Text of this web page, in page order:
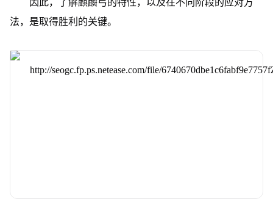
因此，了解麒麟弓的特性，以及在不同阶段的应对方
法，是取得胜利的关键。